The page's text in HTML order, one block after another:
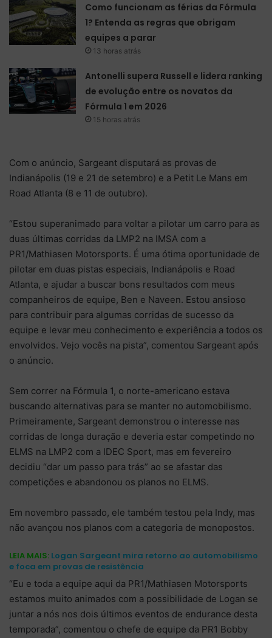
Como funcionam as férias da Fórmula
1? Entenda as regras que obrigam
equipes a parar
13 horas atrás
Antonelli supera Russell e lidera ranking
de evolução entre os novatos da
Fórmula 1 em 2026
15 horas atrás
Com o anúncio, Sargeant disputará as provas de
Indianápolis (19 e 21 de setembro) e a Petit Le Mans em
Road Atlanta (8 e 11 de outubro).
“Estou superanimado para voltar a pilotar um carro para as
duas últimas corridas da LMP2 na IMSA com a
PR1/Mathiasen Motorsports. É uma ótima oportunidade de
pilotar em duas pistas especiais, Indianápolis e Road
Atlanta, e ajudar a buscar bons resultados com meus
companheiros de equipe, Ben e Naveen. Estou ansioso
para contribuir para algumas corridas de sucesso da
equipe e levar meu conhecimento e experiência a todos os
envolvidos. Vejo vocês na pista”, comentou Sargeant após
o anúncio.
Sem correr na Fórmula 1, o norte-americano estava
buscando alternativas para se manter no automobilismo.
Primeiramente, Sargeant demonstrou o interesse nas
corridas de longa duração e deveria estar competindo no
ELMS na LMP2 com a IDEC Sport, mas em fevereiro
decidiu “dar um passo para trás” ao se afastar das
competições e abandonou os planos no ELMS.
Em novembro passado, ele também testou pela Indy, mas
não avançou nos planos com a categoria de monopostos.
LEIA MAIS: Logan Sargeant mira retorno ao automobilismo
e foca em provas de resistência
“Eu e toda a equipe aqui da PR1/Mathiasen Motorsports
estamos muito animados com a possibilidade de Logan se
juntar a nós nos dois últimos eventos de endurance desta
temporada”, comentou o chefe de equipe da PR1 Bobby